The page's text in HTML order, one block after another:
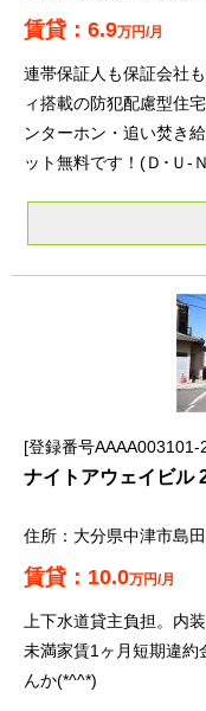
6.9万円/月
連帯保証人も保証会社
ィ搭載の防犯配慮型住
ンターホン・追い焚き
ット無料です！(Ｄ･Ｕ-
登録番号AAAA003101-
ナイトアウェイビル
大分県中津市島
10.0万円/月
上下水道貸主負担。内
未満家賃1ヶ月短期違約
んか(*^^*)